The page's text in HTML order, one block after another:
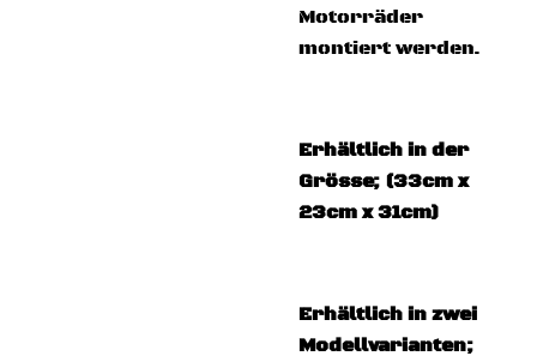
Motorräder
montiert werden.
Erhältlich in der
Grösse; (33cm x
23cm x 31cm)
Erhältlich in zwei
Modellvarianten;